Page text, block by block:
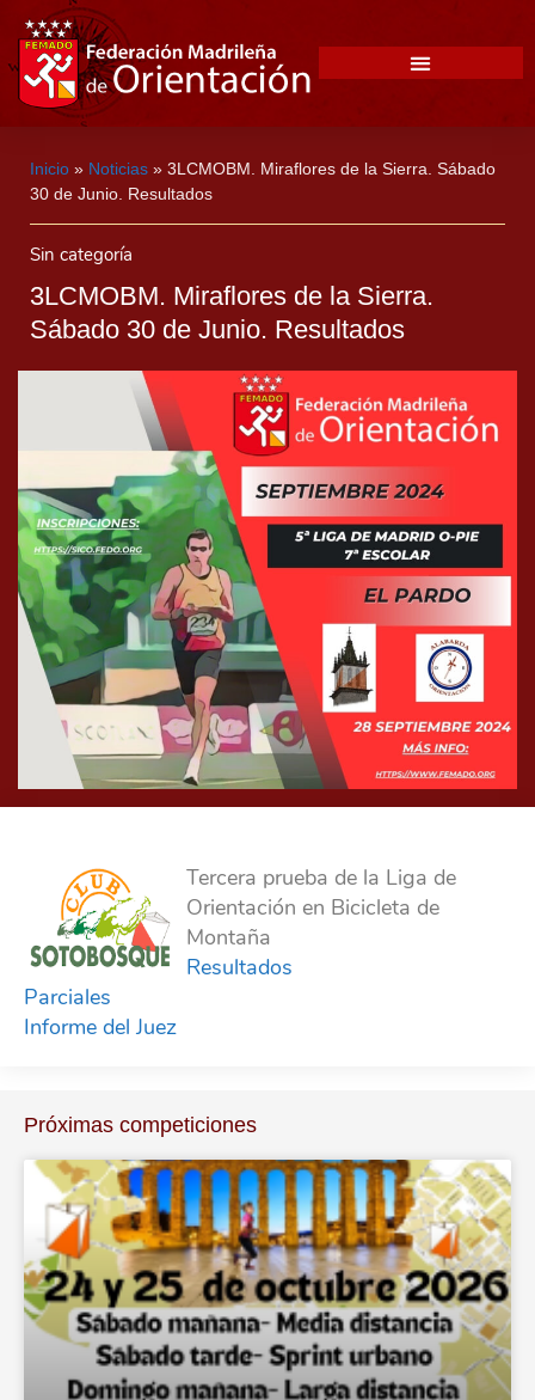
Inicio » Noticias » 3LCMOBM. Miraflores de la Sierra. Sábado
30 de Junio. Resultados
Sin categoría
3LCMOBM. Miraflores de la Sierra.
Sábado 30 de Junio. Resultados
Tercera prueba de la Liga de
Orientación en Bicicleta de
Montaña
Resultados
Parciales
Informe del Juez
Próximas competiciones